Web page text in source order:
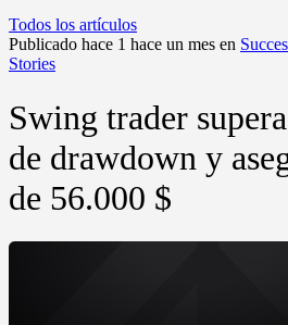
Todos los artículos
Publicado hace 1 hace un mes en
Stories
Swing trader
de drawdown y
de 56.000 $